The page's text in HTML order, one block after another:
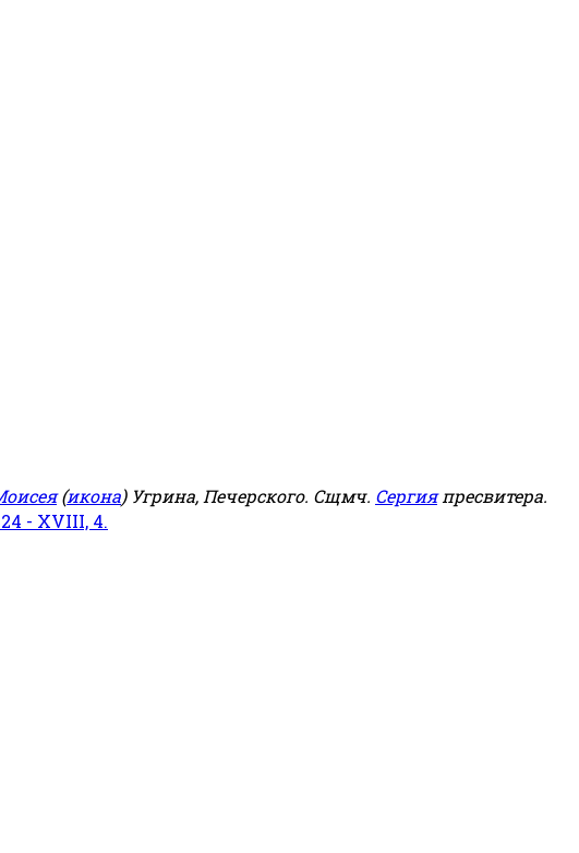
(икона) Угрина, Печерского. Сщмч. Сергияпресвитера.
- XVIII, 4.